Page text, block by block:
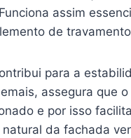
assim
de
para a
assegura que
e por isso
natural da fachada